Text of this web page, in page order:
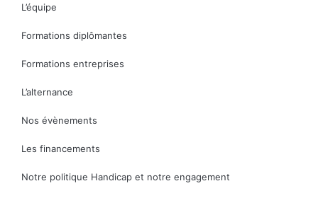
L’équipe
Formations diplômantes
Formations entreprises
L’alternance
Nos évènements
Les financements
Notre politique Handicap et notre engagement